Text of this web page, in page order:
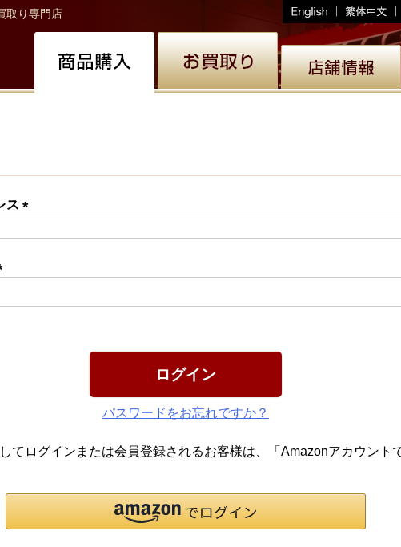
取り専門店
ス
)
ログイン
パスワードをお忘れですか？
てログインまたは会員登録されるお客様は、「Amazonアカウント